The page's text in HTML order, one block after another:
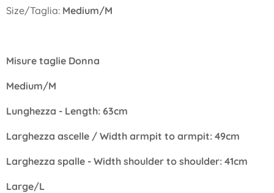
Size/Taglia: Medium/M
Misure taglie Donna
Medium/M
Lunghezza - Length: 63cm
Larghezza ascelle / Width armpit to armpit: 49cm
Larghezza spalle - Width shoulder to shoulder: 41cm
Large/L